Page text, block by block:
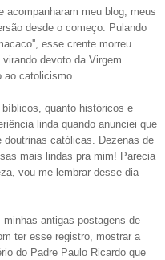
acompanharam meu blog, meus
desde o começo. Pulando
esse crente morreu.
devoto da Virgem
ao catolicismo.
quanto históricos e
linda quando anunciei que
católicas. Dezenas de
mais lindas pra mim! Parecia
vou me lembrar desse dia
antigas postagens de
ter esse registro, mostrar a
do Padre Paulo Ricardo que